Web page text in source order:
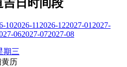
日时间段
102026-11 2026-122027-01 2027-
062027-072027-08
期三
黄历